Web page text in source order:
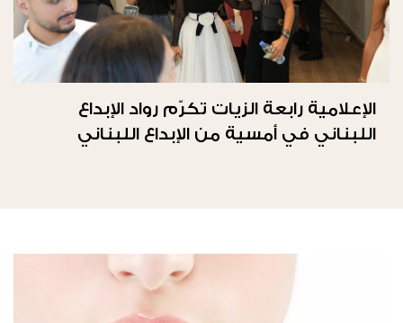
الإعلامية رابعة الزيات تكرّم رواد الإبداع
اللبناني في أمسية من الإبداع اللبناني